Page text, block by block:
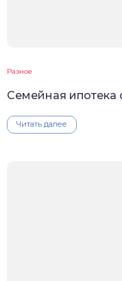
Разное
Семейная ипотека
Читать далее